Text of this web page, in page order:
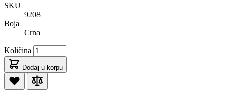
SKU
9208
Boja
Crna
Količina
Dodaj u korpu